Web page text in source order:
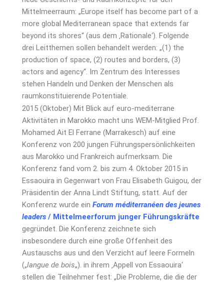
Mittelmeerraum: „Europe itself has become part of a
more global Mediterranean space that extends far
beyond its shores“ (aus dem ‚Rationale‘). Folgende
drei Leitthemen sollen behandelt werden: „(1) the
production of space, (2) routes and borders, (3)
actors and agency“. Im Zentrum des Interesses
stehen Handeln und Denken der Menschen als
raumkonstituierende Potentiale.
2015 (Oktober) Mit Blick auf euro-mediterrane
Aktivitäten in Marokko macht uns WEM-Mitglied Prof.
Mohamed Ait El Ferrane (Marrakesch) auf eine
Konferenz von 200 jungen Führungspersönlichkeiten
aus Marokko und Frankreich aufmerksam. Die
Konferenz fand vom 2. bis zum 4. Oktober 2015 in
Essaouira in Gegenwart von Frau Elisabeth Guigou, der
Präsidentin der Anna Lindt Stiftung, statt. Auf der
Konferenz wurde einForum méditerranéen des jeunes
leaders / Mittelmeerforum junger Führungskräfte
gegründet. Die Konferenz zeichnete sich
insbesondere durch eine große Offenheit des
Austauschs aus und den Verzicht auf leere Formeln
(„langue de bois„). in ihrem ‚Appell von Essaouira‘
stellen die Teilnehmer fest: „Die Probleme, die die der